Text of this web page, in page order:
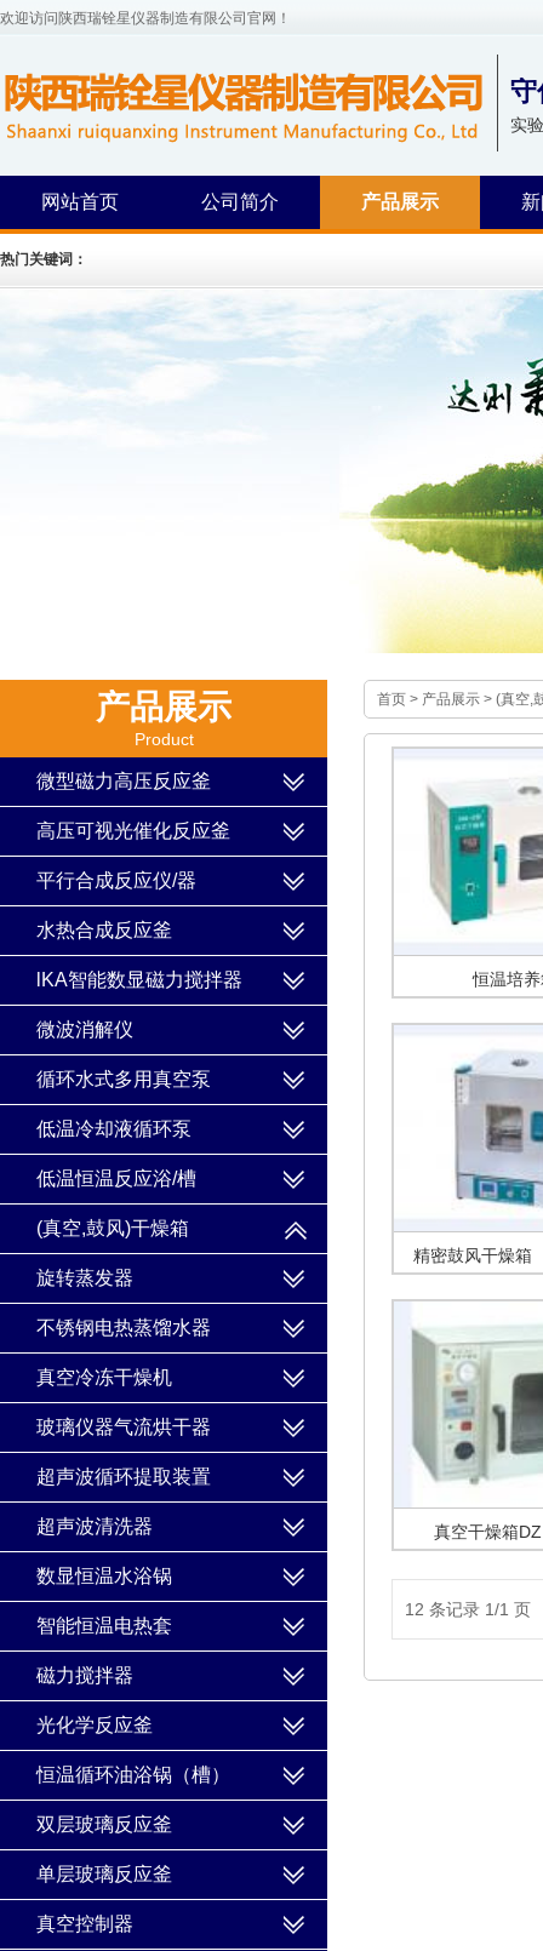
欢迎访问陕西瑞铨星仪器制造有限公司官网！
守
实
网站首页 公司简介 产品展示
热门关键词：
首页 > 产品展示 > (真空,
恒温培
精密鼓风干燥箱
真空干燥箱
12 条记录 1/1 页
产品展示
Product
微型磁力高压反应釜
高压可视光催化反应釜
平行合成反应仪/器
水热合成反应釜
lKA智能数显磁力搅拌器
微波消解仪
循环水式多用真空泵
低温冷却液循环泵
低温恒温反应浴/槽
(真空,鼓风)干燥箱
旋转蒸发器
不锈钢电热蒸馏水器
真空冷冻干燥机
玻璃仪器气流烘干器
超声波循环提取装置
超声波清洗器
数显恒温水浴锅
智能恒温电热套
磁力搅拌器
光化学反应釜
恒温循环油浴锅（槽）
双层玻璃反应釜
单层玻璃反应釜
真空控制器